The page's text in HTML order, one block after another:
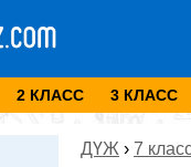
2 КЛАСС 3 КЛАСС
ДҮЖ › 7